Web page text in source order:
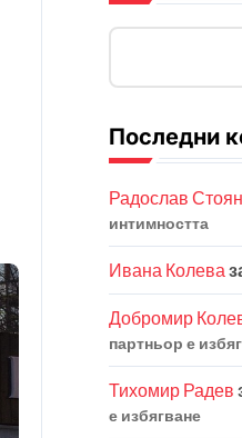
Последни
Радослав
интимността
Ивана Колева
Добромир
партньор е
Тихомир Радев
е избягване